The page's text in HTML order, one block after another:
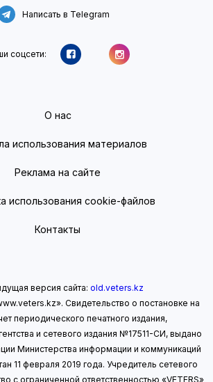
Написать в Telegram
соцсети:
О нас
использования материалов
Реклама на сайте
использования cookie-файлов
Контакты
версия сайта: old.veters.kz
Свидетельство о постановке на
периодического печатного издания,
и сетевого издания №17511-СИ, выдано
Министерства информации и коммуникаций
11 февраля 2019 года. Учредитель сетевого
с ограниченной ответственностью «VETERS»